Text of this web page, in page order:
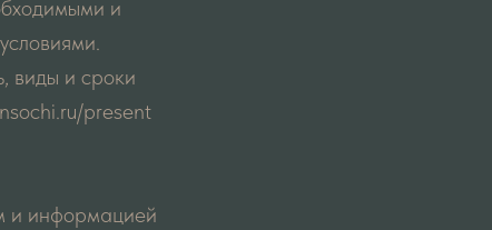
и
виды и сроки
present
и информацией